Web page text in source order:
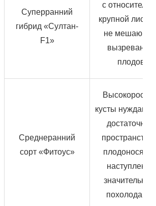
Суперранний
гибрид «Султан-
F1»
с
крупной
не
вызреванию
плодов
Среднеранний
сорт «Фитоус»
кусты
достаточном
пространстве
плодоносят
наступления
похолодания